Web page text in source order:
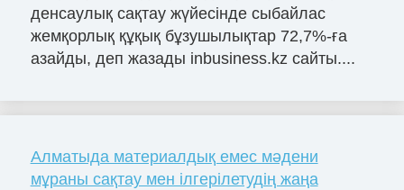
денсаулық сақтау жүйесінде сыбайлас
жемқорлық құқық бұзушылықтар 72,7%-ға
азайды, деп жазады inbusiness.kz сайты....
Алматыда материалдық емес мәдени
мұраны сақтау мен ілгерілетудің жаңа